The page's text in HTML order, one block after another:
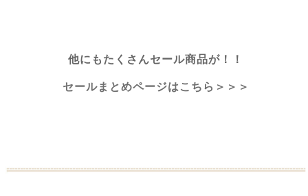
他にもたくさんセール商品が！！
セールまとめページはこちら＞＞＞